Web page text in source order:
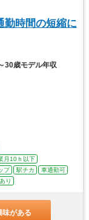
勤時間の短縮に
30歳モデル年収
月10ｈ以下
プ 駅チカ
車通勤可
り
味がある